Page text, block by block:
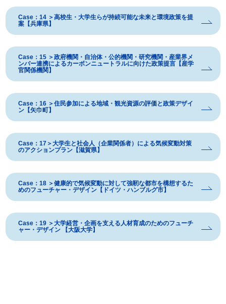
Case：14 ＞高校生・大学生らが持続可能な未来と環境政策を提
案【兵庫県】
Case：15 ＞政府機関・自治体・公的機関・研究機関・産業界メ
ンバー連携によるカーボンニュートラルに向けた政策提言【産学
官関係機関】
Case：16 ＞住民参加による地域・観光資源の評価と政策デザイ
ン【矢巾町】
Case：17＞大学生と社会人（企業関係者）による気候変動対策
のアクションプラン【滋賀県】
Case：18 ＞健康的で気候変動に対して強靭な都市を構想するた
めのフューチャー・デザイン【ドイツ・ハンブルグ市】
Case：19 ＞大学経営・企画を支える人材育成のためのフューチ
ャー・デザイン 【大阪大学】